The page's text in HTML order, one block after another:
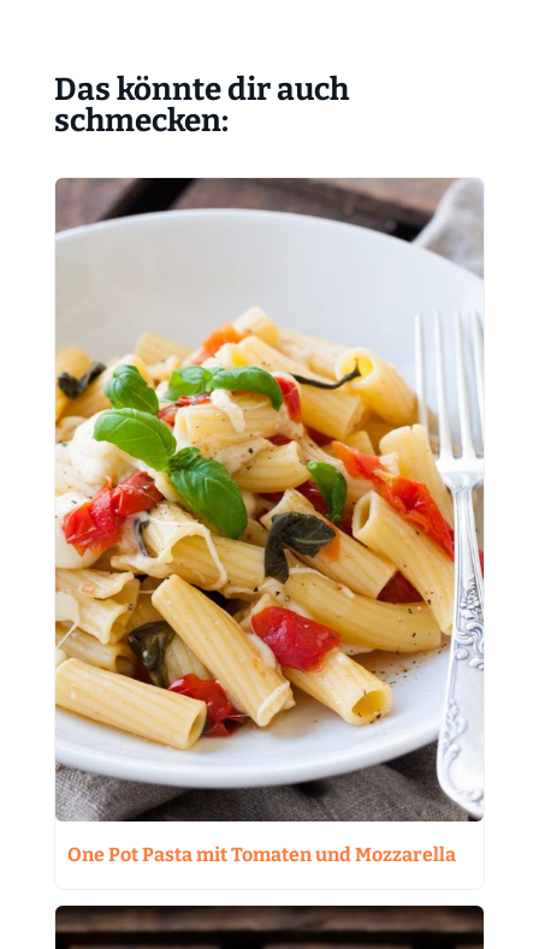
Das könnte dir auch
schmecken:
One Pot Pasta mit Tomaten und Mozzarella